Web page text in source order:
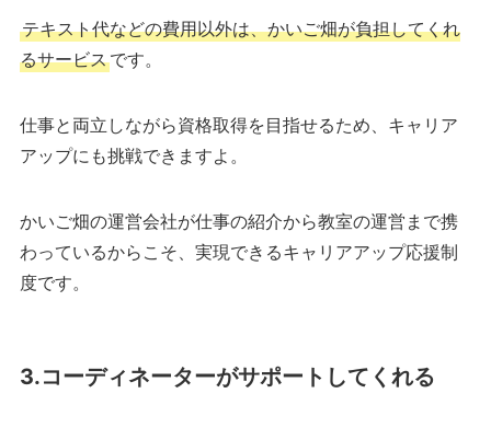
テキスト代などの費用以外は、かいご畑が負担してくれ
るサービスです。
仕事と両立しながら資格取得を目指せるため、キャリア
アップにも挑戦できますよ。
かいご畑の運営会社が仕事の紹介から教室の運営まで携
わっているからこそ、実現できるキャリアアップ応援制
度です。
3.コーディネーターがサポートしてくれる